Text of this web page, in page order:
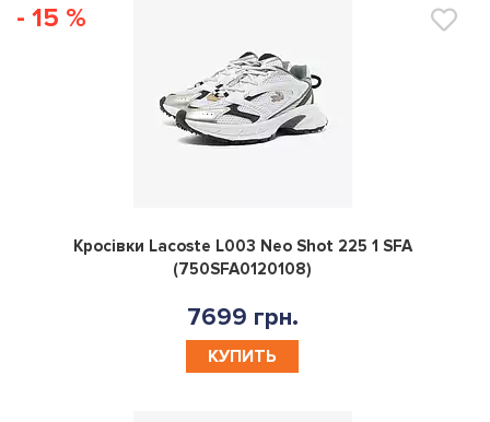
- 15 %
0
Кросівки Lacoste L003 Neo Shot 225 1 SFA
(750SFA0120108)
7699 грн.
КУПИТЬ